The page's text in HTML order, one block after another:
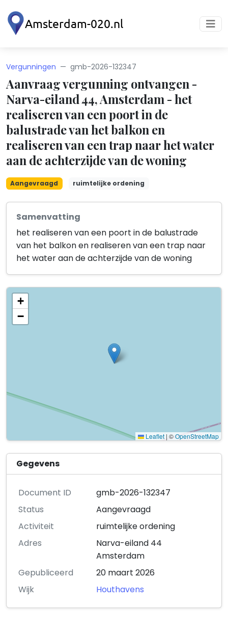
Vergunningen gmb-2026-132347
Aanvraag vergunning ontvangen -
Narva-eiland 44, Amsterdam - het
realiseren van een poort in de
balustrade van het balkon en
realiseren van een trap naar het water
aan de achterzijde van de woning
Aangevraagd ruimtelijke ordening
Samenvatting
het realiseren van een poort in de balustrade
van het balkon en realiseren van een trap naar
het water aan de achterzijde van de woning
+
−
Leaflet | ©OpenStreetMap
Gegevens
Document ID
gmb-2026-132347
Status
Aangevraagd
Activiteit
ruimtelijke ordening
Adres
Narva-eiland 44
Amsterdam
Gepubliceerd
20 maart 2026
Wijk
Houthavens